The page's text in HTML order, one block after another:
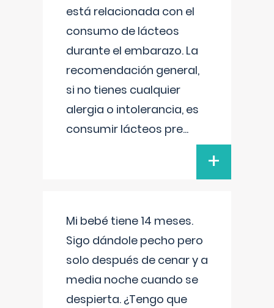
está relacionada con el
consumo de lácteos
durante el embarazo. La
recomendación general,
si no tienes cualquier
alergia o intolerancia, es
consumir lácteos pre...
+
Mi bebé tiene 14 meses.
Sigo dándole pecho pero
solo después de cenar y a
media noche cuando se
despierta. ¿Tengo que